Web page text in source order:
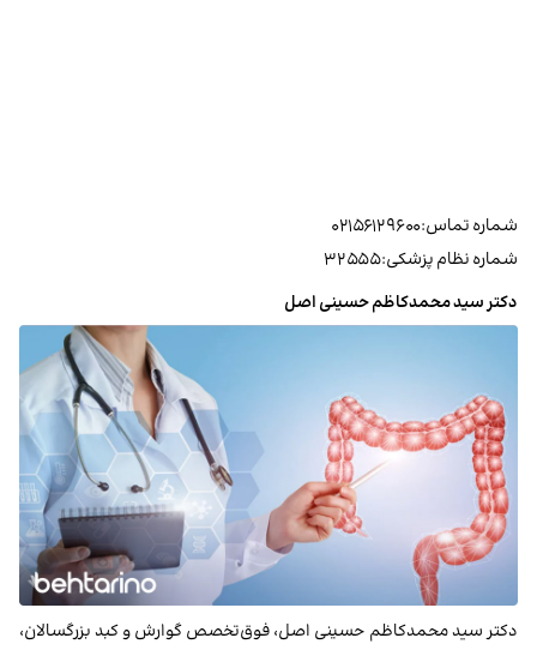
شماره تماس:۰۲۱۵۶۱۲۹۶۰۰
شماره نظام پزشکی:۳۲۵۵۵
دکتر سید محمدکاظم حسینی اصل
دکتر سید محمدکاظم حسینی اصل، فوق‌تخصص گوارش و کبد بزرگسالان،